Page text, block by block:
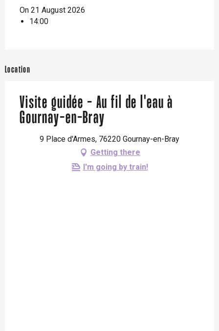
On 21 August 2026
14:00
Location
Visite guidée - Au fil de l'eau à
Gournay-en-Bray
9 Place d'Armes, 76220 Gournay-en-Bray
Getting there
I'm going by train!